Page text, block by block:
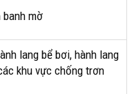
banh mờ
lang bể bơi, hành lang
khu vực chống trơn